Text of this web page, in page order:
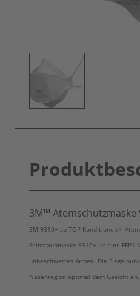
3M™ Atemschutzmaske
3M 9310+ zu TOP Konditionen >
Feinstaubmaske 9310+ ist eine
unbeschwertes Atmen. Die
Nasenregion optimal dem Gesicht